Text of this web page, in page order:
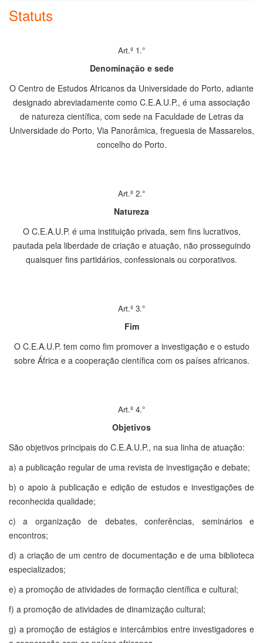
Statuts
Art.º 1.°
Denominação e sede
O Centro de Estudos Africanos da Universidade do Porto, adiante
designado abreviadamente como C.E.A.U.P., é uma associação
de natureza científica, com sede na Faculdade de Letras da
Universidade do Porto, Via Panorâmica, freguesia de Massarelos,
concelho do Porto.
Art.º 2.°
Natureza
O C.E.A.U.P. é uma instituição privada, sem fins lucrativos,
pautada pela liberdade de criação e atuação, não prosseguindo
quaisquer fins partidários, confessionais ou corporativos.
Art.º 3.°
Fim
O C.E.A.U.P. tem como fim promover a investigação e o estudo
sobre África e a cooperação científica com os países africanos.
Art.º 4.°
Objetivos
São objetivos principais do C.E.A.U.P., na sua linha de atuação:
a) a publicação regular de uma revista de investigação e debate;
b) o apoio à publicação e edição de estudos e investigações de
reconhecida qualidade;
c) a organização de debates, conferências, seminários e
encontros;
d) a criação de um centro de documentação e de uma biblioteca
especializados;
e) a promoção de atividades de formação científica e cultural;
f) a promoção de atividades de dinamização cultural;
g) a promoção de estágios e intercâmbios entre investigadores e